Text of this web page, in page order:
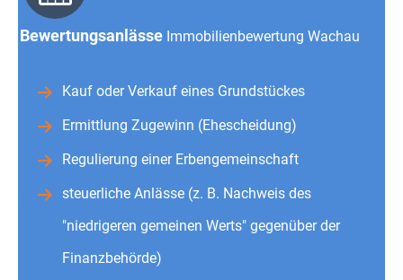
Bewertungsanlässe Immobilienbewertung Wachau
Kauf oder Verkauf eines Grundstückes
Ermittlung Zugewinn (Ehescheidung)
Regulierung einer Erbengemeinschaft
steuerliche Anlässe (z. B. Nachweis des
"niedrigeren gemeinen Werts" gegenüber der
Finanzbehörde)